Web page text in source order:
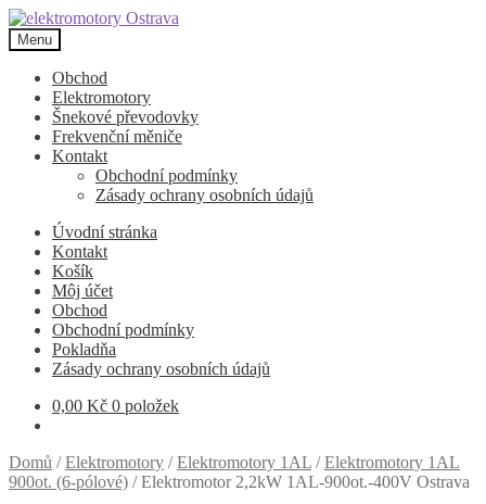
Přeskočit
na
navigaci
Přejít
k
obsahu
webu
Menu
Obchod
Elektromotory
Šnekové převodovky
Frekvenční měniče
Kontakt
Obchodní podmínky
Zásady ochrany osobních údajů
Úvodní stránka
Kontakt
Košík
Môj účet
Obchod
Obchodní podmínky
Pokladňa
Zásady ochrany osobních údajů
0,00 Kč 0 položek
Domů /Elektromotory /Elektromotory 1AL /Elektromotory 1AL
900ot. (6-pólové) /Elektromotor 2,2kW 1AL-900ot.-400V Ostrava